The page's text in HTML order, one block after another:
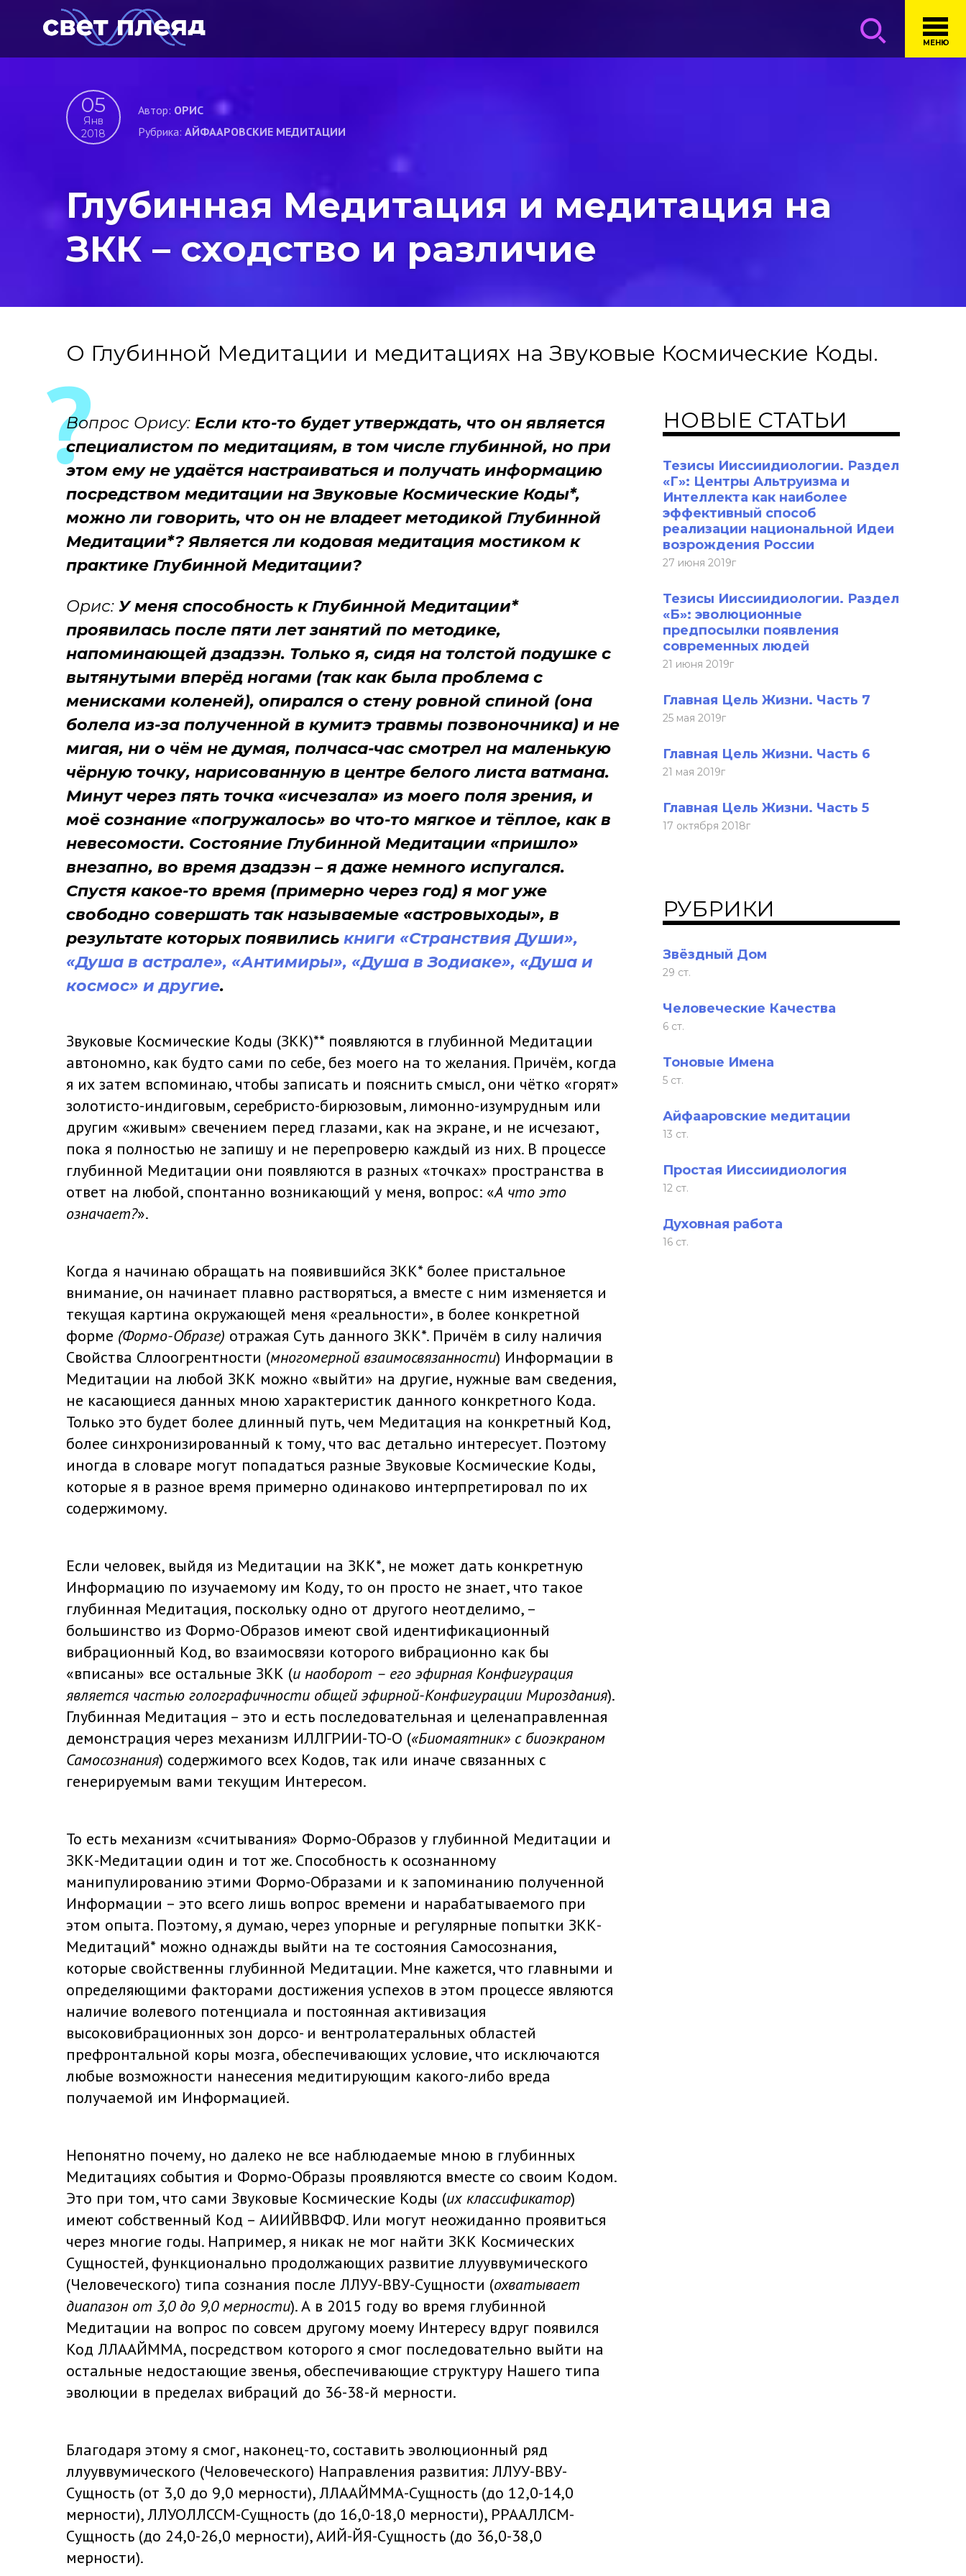
МЕНЮ
05
Янв
2018
Автор: ОРИС
Рубрика: АЙФААРОВСКИЕ МЕДИТАЦИИ
Глубинная Медитация и медитация на
ЗКК – сходство и различие
О Глубинной Медитации и медитациях на Звуковые Космические Коды.
НОВЫЕ СТАТЬИ
Тезисы Ииссиидиологии. Раздел
«Г»: Центры Альтруизма и
Интеллекта как наиболее
эффективный способ
реализации национальной Идеи
возрождения России
27 июня 2019г
Тезисы Ииссиидиологии. Раздел
«Б»: эволюционные
предпосылки появления
современных людей
21 июня 2019г
Главная Цель Жизни. Часть 7
25 мая 2019г
Главная Цель Жизни. Часть 6
21 мая 2019г
Главная Цель Жизни. Часть 5
17 октября 2018г
РУБРИКИ
Звёздный Дом
29 ст.
Человеческие Качества
6 ст.
Тоновые Имена
5 ст.
Айфааровские медитации
13 ст.
Простая Ииссиидиология
12 ст.
Духовная работа
16 ст.
Вопрос Орису: Если кто-то будет утверждать, что он является
специалистом по медитациям, в том числе глубинной, но при
этом ему не удаётся настраиваться и получать информацию
посредством медитации на Звуковые Космические Коды*,
можно ли говорить, что он не владеет методикой Глубинной
Медитации*? Является ли кодовая медитация мостиком к
практике Глубинной Медитации?
Орис: У меня способность к Глубинной Медитации*
проявилась после пяти лет занятий по методике,
напоминающей дзадзэн. Только я, сидя на толстой подушке с
вытянутыми вперёд ногами (так как была проблема с
менисками коленей), опирался о стену ровной спиной (она
болела из-за полученной в кумитэ травмы позвоночника) и не
мигая, ни о чём не думая, полчаса-час смотрел на маленькую
чёрную точку, нарисованную в центре белого листа ватмана.
Минут через пять точка «исчезала» из моего поля зрения, и
моё сознание «погружалось» во что-то мягкое и тёплое, как в
невесомости. Состояние Глубинной Медитации «пришло»
внезапно, во время дзадзэн – я даже немного испугался.
Спустя какое-то время (примерно через год) я мог уже
свободно совершать так называемые «астровыходы», в
результате которых появились книги «Странствия Души»,
«Душа в астрале», «Антимиры», «Душа в Зодиаке», «Душа и
космос» и другие.
Звуковые Космические Коды (ЗКК)** появляются в глубинной Медитации
автономно, как будто сами по себе, без моего на то желания. Причём, когда
я их затем вспоминаю, чтобы записать и пояснить смысл, они чётко «горят»
золотисто-индиговым, серебристо-бирюзовым, лимонно-изумрудным или
другим «живым» свечением перед глазами, как на экране, и не исчезают,
пока я полностью не запишу и не перепроверю каждый из них. В процессе
глубинной Медитации они появляются в разных «точках» пространства в
ответ на любой, спонтанно возникающий у меня, вопрос: «А что это
означает?».
Когда я начинаю обращать на появившийся ЗКК* более пристальное
внимание, он начинает плавно растворяться, а вместе с ним изменяется и
текущая картина окружающей меня «реальности», в более конкретной
форме (Формо-Образе) отражая Суть данного ЗКК*. Причём в силу наличия
Свойства Сллоогрентности (многомерной взаимосвязанности) Информации в
Медитации на любой ЗКК можно «выйти» на другие, нужные вам сведения,
не касающиеся данных мною характеристик данного конкретного Кода.
Только это будет более длинный путь, чем Медитация на конкретный Код,
более синхронизированный к тому, что вас детально интересует. Поэтому
иногда в словаре могут попадаться разные Звуковые Космические Коды,
которые я в разное время примерно одинаково интерпретировал по их
содержимому.
Если человек, выйдя из Медитации на ЗКК*, не может дать конкретную
Информацию по изучаемому им Коду, то он просто не знает, что такое
глубинная Медитация, поскольку одно от другого неотделимо, –
большинство из Формо-Образов имеют свой идентификационный
вибрационный Код, во взаимосвязи которого вибрационно как бы
«вписаны» все остальные ЗКК (и наоборот – его эфирная Конфигурация
является частью голографичности общей эфирной-Конфигурации Мироздания).
Глубинная Медитация – это и есть последовательная и целенаправленная
демонстрация через механизм ИЛЛГРИИ-ТО-О («Биомаятник» с биоэкраном
Самосознания) содержимого всех Кодов, так или иначе связанных с
генерируемым вами текущим Интересом.
То есть механизм «считывания» Формо-Образов у глубинной Медитации и
ЗКК-Медитации один и тот же. Способность к осознанному
манипулированию этими Формо-Образами и к запоминанию полученной
Информации – это всего лишь вопрос времени и нарабатываемого при
этом опыта. Поэтому, я думаю, через упорные и регулярные попытки ЗКК-
Медитаций* можно однажды выйти на те состояния Самосознания,
которые свойственны глубинной Медитации. Мне кажется, что главными и
определяющими факторами достижения успехов в этом процессе являются
наличие волевого потенциала и постоянная активизация
высоковибрационных зон дорсо- и вентролатеральных областей
префронтальной коры мозга, обеспечивающих условие, что исключаются
любые возможности нанесения медитирующим какого-либо вреда
получаемой им Информацией.
Непонятно почему, но далеко не все наблюдаемые мною в глубинных
Медитациях события и Формо-Образы проявляются вместе со своим Кодом.
Это при том, что сами Звуковые Космические Коды (их классификатор)
имеют собственный Код – АИИЙВВФФ. Или могут неожиданно проявиться
через многие годы. Например, я никак не мог найти ЗКК Космических
Сущностей, функционально продолжающих развитие ллууввумического
(Человеческого) типа сознания после ЛЛУУ-ВВУ-Сущности (охватывает
диапазон от 3,0 до 9,0 мерности). А в 2015 году во время глубинной
Медитации на вопрос по совсем другому моему Интересу вдруг появился
Код ЛЛААЙММА, посредством которого я смог последовательно выйти на
остальные недостающие звенья, обеспечивающие структуру Нашего типа
эволюции в пределах вибраций до 36-38-й мерности.
Благодаря этому я смог, наконец-то, составить эволюционный ряд
ллууввумического (Человеческого) Направления развития: ЛЛУУ-ВВУ-
Сущность (от 3,0 до 9,0 мерности), ЛЛААЙММА-Сущность (до 12,0-14,0
мерности), ЛЛУОЛЛССМ-Сущность (до 16,0-18,0 мерности), РРААЛЛСМ-
Сущность (до 24,0-26,0 мерности), АИЙ-ЙЯ-Сущность (до 36,0-38,0
мерности).